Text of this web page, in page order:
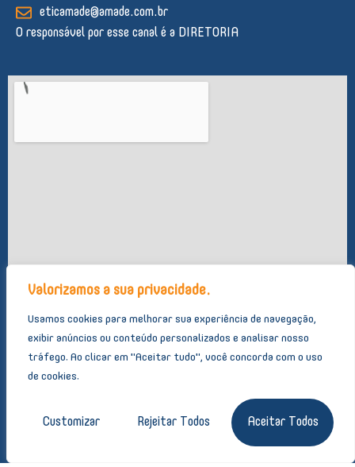
Valorizamos a sua privacidade.
Usamos cookies para melhorar sua experiência de navegação,
exibir anúncios ou conteúdo personalizados e analisar nosso
tráfego. Ao clicar em "Aceitar tudo", você concorda com o uso
de cookies.
Customizar Rejeitar Todos Aceitar Todos
n
k
-
m
eticamade@amade.com.br
O responsável por esse canal é a DIRETORIA
© 2024 GRUPO AMADE COMERCIO DE PRODUTOS DE LIMPEZA EIRELI –
CNPJ 61.435.970/0001-04